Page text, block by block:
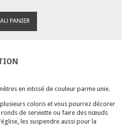
PANIER
en intissé de couleur parme unie.
coloris et vous pourrez décorer
ronds de serviette ou faire des nœuds
les suspendre aussi pour la